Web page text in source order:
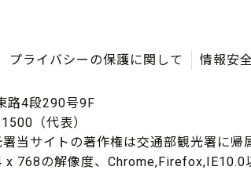
プライバシーの保護に関して 情報安
路4段290号9F
（代表）
当サイトの著作権は交通部観光署に
x 768の解像度、Chrome,Firefox,IE10.0